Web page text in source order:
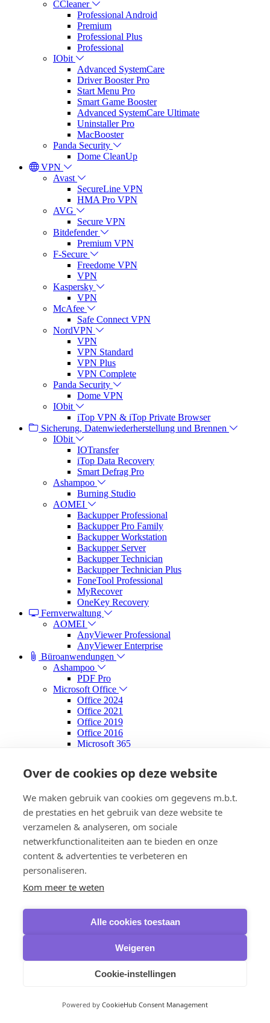
CCleaner
Professional Android
Premium
Professional Plus
Professional
IObit
Advanced SystemCare
Driver Booster Pro
Start Menu Pro
Smart Game Booster
Advanced SystemCare Ultimate
Uninstaller Pro
MacBooster
Panda Security
Dome CleanUp
VPN
Avast
SecureLine VPN
HMA Pro VPN
AVG
Secure VPN
Bitdefender
Premium VPN
F-Secure
Freedome VPN
VPN
Kaspersky
VPN
McAfee
Safe Connect VPN
NordVPN
VPN
VPN Standard
VPN Plus
VPN Complete
Panda Security
Dome VPN
IObit
iTop VPN & iTop Private Browser
Sicherung, Datenwiederherstellung und Brennen
IObit
IOTransfer
iTop Data Recovery
Smart Defrag Pro
Ashampoo
Burning Studio
AOMEI
Backupper Professional
Backupper Pro Family
Backupper Workstation
Backupper Server
Backupper Technician
Backupper Technician Plus
FoneTool Professional
MyRecover
OneKey Recovery
Fernverwaltung
AOMEI
AnyViewer Professional
AnyViewer Enterprise
Büroanwendungen
Ashampoo
PDF Pro
Microsoft Office
Office 2024
Office 2021
Office 2019
Office 2016
Microsoft 365
Visio 2021
Visio 2016
Microsoft Project
Project 2024
Project 2021
Project 2019
Project 2016
Powerpoint 2024
Betriebssysteme
Home
Professional
Enterprise
Professional
Enterprise
Spiel-Gutscheine
Over de cookies op deze website
We maken gebruik van cookies om gegevens m.b.t.
de prestaties en het gebruik van deze website te
verzamelen & analyseren, om sociale
netwerkfunctionaliteiten aan te bieden en onze
content & advertenties te verbeteren en
personaliseren.
Kom meer te weten
Alle cookies toestaan
Weigeren
Cookie-instellingen
Powered by CookieHub Consent Management